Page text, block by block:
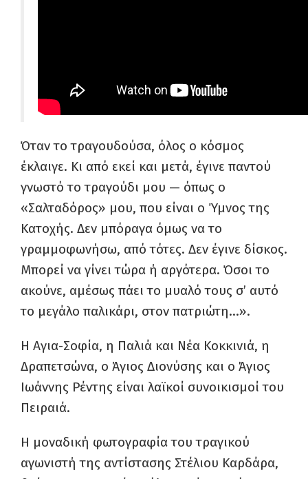
Όταν το τραγουδούσα, όλος ο κόσμος
έκλαιγε. Κι από εκεί και μετά, έγινε παντού
γνωστό το τραγούδι μου — όπως ο
«Σαλταδόρος» μου, που είναι ο Ύμνος της
Κατοχής. Δεν μπόραγα όμως να το
γραμμοφωνήσω, από τότες. Δεν έγινε δίσκος.
Μπορεί να γίνει τώρα ή αργότερα. Όσοι το
ακούνε, αμέσως πάει το μυαλό τους σ’ αυτό
το μεγάλο παλικάρι, στον πατριώτη…».
Η Αγια-Σοφία, η Παλιά και Νέα Κοκκινιά, η
Δραπετσώνα, ο Άγιος Διονύσης και ο Άγιος
Ιωάννης Ρέντης είναι λαϊκοί συνοικισμοί του
Πειραιά.
Η μοναδική φωτογραφία του τραγικού
αγωνιστή της αντίστασης Στέλιου Καρδάρα,